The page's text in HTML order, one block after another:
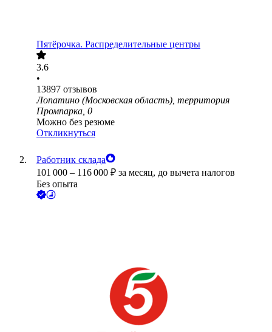
Пятёрочка. Распределительные центры
3.6
•
13897 отзывов
Лопатино (Московская область), территория
Промпарка, 0
Можно без резюме
Откликнуться
Работник склада
101 000 – 116 000 ₽ за месяц, до вычета налогов
Без опыта